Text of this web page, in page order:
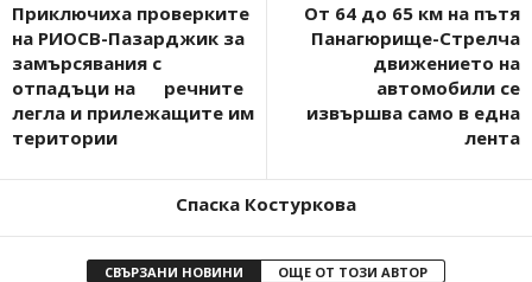
Приключиха проверките
на РИОСВ-Пазарджик за
замърсявания с
отпадъци на речните
легла и прилежащите им
територии
От 64 до 65 км на пътя
Панагюрище-Стрелча
движението на
автомобили се
извършва само в една
лента
Спаска Костуркова
СВЪРЗАНИ НОВИНИ ОЩЕ ОТ ТОЗИ АВТОР